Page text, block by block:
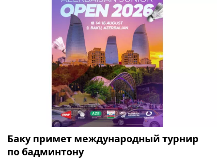
Баку примет международный турнир
по бадминтону